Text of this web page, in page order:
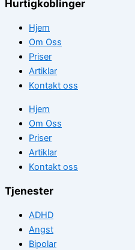
Hurtigkoblinger
Hjem
Om Oss
Priser
Artiklar
Kontakt oss
Hjem
Om Oss
Priser
Artiklar
Kontakt oss
Tjenester
ADHD
Angst
Bipolar